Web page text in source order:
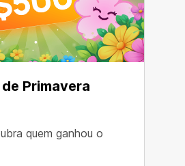
Primavera
quem ganhou o